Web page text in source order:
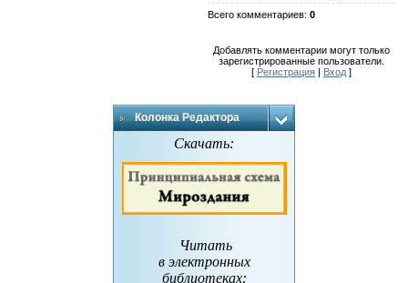
Всего комментариев:0
Добавлять комментарии могут только
зарегистрированные пользователи.
[ Регистрация| Вход]
Колонка Редактора
Скачать:
Читать
в электронных
библиотеках: